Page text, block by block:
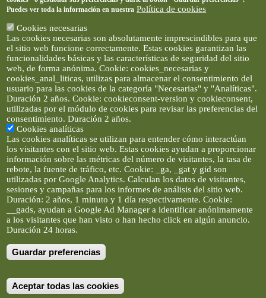
Artículos e imágenes son propiedad de elclickverde ©. No se
permite la difusión de los textos ni imágenes sin permiso de
contenido de este portal. (Ver
Puedes ver toda la información en nuestra Política de cookies
Cookies necesarias
Las cookies necesarias son absolutamente imprescindibles para que
el sitio web funcione correctamente. Estas cookies garantizan las
funcionalidades básicas y las características de seguridad del sitio
web, de forma anónima. Cookie: cookies_necesarias y
cookies_anal_liticas, utilizas para almacenar el consentimiento del
usuario para las cookies de la categoría "Necesarias" y "Analíticas".
Duración 2 años. Cookie: cookieconsent-version y cookieconsent,
utilizadas por el módulo de cookies para revisar las preferencias del
consentimiento. Duración 2 años.
Cookies analíticas
Las cookies analíticas se utilizan para entender cómo interactúan
los visitantes con el sitio web. Estas cookies ayudan a proporcionar
información sobre las métricas del número de visitantes, la tasa de
rebote, la fuente de tráfico, etc. Cookie: _ga, _gat y gid son
utilizadas por Google Analytics. Calculan los datos de visitantes,
sesiones y campañas para los informes de análisis del sitio web.
Duración: 2 años, 1 minuto y 1 día respectivamente. Cookie:
__gads, ayudan a Google Ad Manager a identificar anónimamente
a los visitantes que han visto o han hecho click en algún anuncio.
Duración 24 horas.
Guardar preferencias
Aceptar todas las cookies